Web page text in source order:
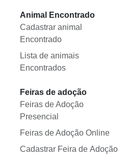
Animal Encontrado
Cadastrar animal
Encontrado
Lista de animais
Encontrados
Feiras de adoção
Feiras de Adoção
Presencial
Feiras de Adoção Online
Cadastrar Feira de Adoção